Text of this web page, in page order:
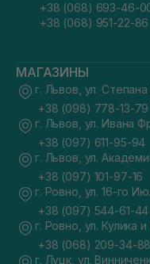
+38 (068) 693-46-
+38 (068) 951-22-86
МАГАЗИНЫ
г. Львов, ул.
+38 (098) 778-13-79
г. Львов, ул. Ивана
+38 (097) 611-95-94
г. Львов, ул.
+38 (097) 101-97-16
г. Ровно, ул. 16-го
+38 (097) 544-61-44
г. Ровно, ул. Кулика
+38 (068) 209-34-88
г. Луцк, ул.